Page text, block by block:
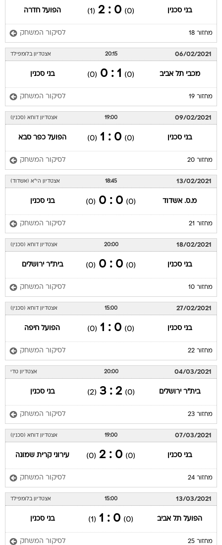
בני סכנין (0)
0 : 2
(1) הפועל חדרה
מחזור 18 לסיקור המשחק
06/02/2021
20:15 אצטדיון בלומפילד
מכבי תל אביב (0)
1 : 0
(0) בני סכנין
מחזור 19 לסיקור המשחק
09/02/2021
19:00 אצטדיון דוחא (סכנין)
בני סכנין (0)
0 : 1
(0) הפועל כפר סבא
מחזור 20 לסיקור המשחק
13/02/2021
18:45 אצטדיון הי"א (אשדוד)
מ.ס. אשדוד (0)
0 : 0
(0) בני סכנין
מחזור 21 לסיקור המשחק
18/02/2021
20:00 אצטדיון דוחא (סכנין)
בני סכנין (0)
0 : 0
(0) בית"ר ירושלים
מחזור 10 לסיקור המשחק
27/02/2021
15:00 אצטדיון דוחא (סכנין)
בני סכנין (0)
0 : 1
(0) הפועל חיפה
מחזור 22 לסיקור המשחק
04/03/2021
20:00 אצטדיון טדי
בית"ר ירושלים (0)
2 : 3
(2) בני סכנין
מחזור 23 לסיקור המשחק
07/03/2021
19:00 אצטדיון דוחא (סכנין)
בני סכנין (0)
0 : 2
(0) עירוני קרית שמונה
מחזור 24 לסיקור המשחק
13/03/2021
15:00 אצטדיון בלומפילד
הפועל תל אביב (0)
0 : 1
(1) בני סכנין
מחזור 25 לסיקור המשחק